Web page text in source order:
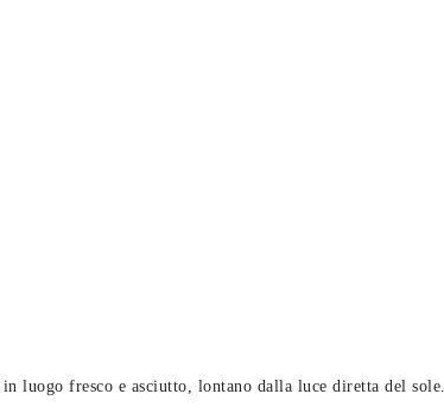
luogo fresco e asciutto, lontano dalla luce diretta del sole.